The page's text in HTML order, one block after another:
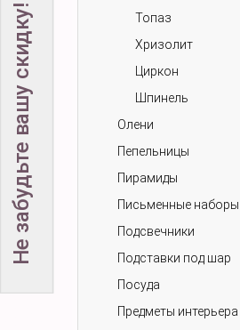
Топаз
Хризолит
Циркон
Шпинель
Олени
Пепельницы
Пирамиды
Письменные наборы
Подсвечники
Подставки под шар
Посуда
Предметы интерьера
Не забудьте вашу скидку!